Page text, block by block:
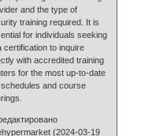
and the type of
training required. It is
for individuals seeking
certification to inquire
with accredited training
for the most up-to-date
and course
(2024-03-19